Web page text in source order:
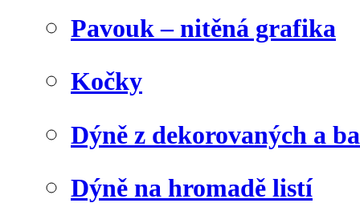
Pavouk – nitěná grafika
Kočky
Dýně z dekorovaných a
Dýně na hromadě listí